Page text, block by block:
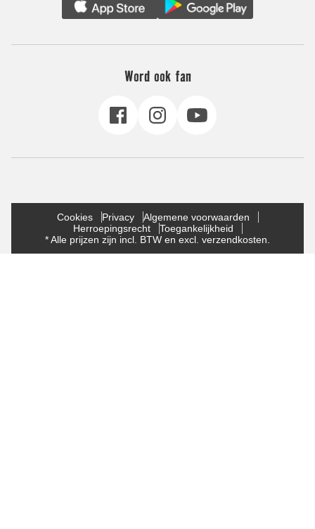
Word ook fan
Cookies Privacy
Algemene voorwaarden
Herroepingsrecht
Toegankelijkheid
* Alle prijzen zijn incl. BTW en excl. verzendkosten.